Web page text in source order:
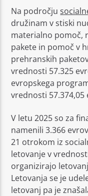
Na področju
družinam v stiski
materialno pomoč,
pakete in pomoč v
prehranskih
vrednosti 57.325
evropskega
vrednosti 57.374,05
V letu 2025 so za
namenili 3.366
21 otrokom iz
letovanje v
organizirajo
Letovanja se je
letovanj pa je